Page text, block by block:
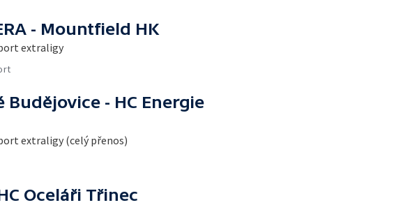
- Mountfield HK
extraligy
Budějovice - HC Energie
extraligy (celý přenos)
Oceláři Třinec